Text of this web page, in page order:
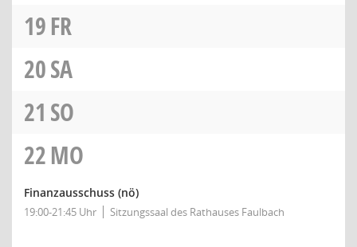
19FR
20SA
21 SO
22MO
Finanzausschuss (nö)
19:00-21:45 Uhr Sitzungssaal des Rathauses Faulbach